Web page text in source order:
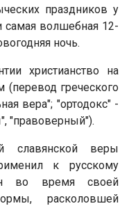
праздников у
самая волшебная 12-
ночь.
христианство на
греческого
вера"; "ортодокс" -
"правоверный").
славянской веры
к русскому
во время своей
расколовшей